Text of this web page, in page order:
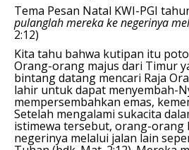
Tema Pesan Natal KWI-PGI
pulanglah mereka ke negerinya
2:12)
Kita tahu bahwa kutipan itu
Orang-orang majus dari Timur
bintang datang mencari Raja
lahir untuk dapat menyembah-
mempersembahkan emas,
Setelah mengalami sukacita
istimewa tersebut, orang-orang
negerinya melalui jalan lain